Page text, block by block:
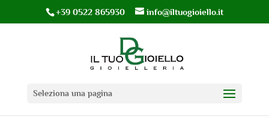
+39 0522 865930 info@iltuogioiello.it
Seleziona una pagina